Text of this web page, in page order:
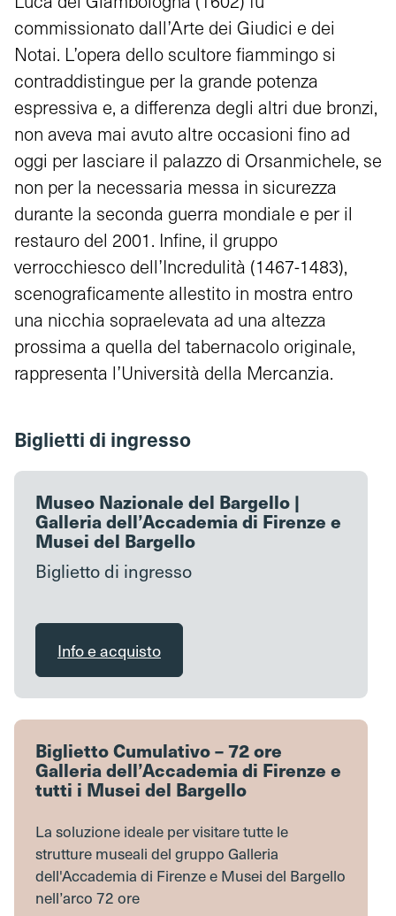
commissionato dall’Arte dei Giudici e dei
Notai. L’opera dello scultore fiammingo si
contraddistingue per la grande potenza
espressiva e, a differenza degli altri due bronzi,
non aveva mai avuto altre occasioni fino ad
oggi per lasciare il palazzo di Orsanmichele, se
non per la necessaria messa in sicurezza
durante la seconda guerra mondiale e per il
restauro del 2001. Infine, il gruppo
verrocchiesco dell’Incredulità (1467-1483),
scenograficamente allestito in mostra entro
una nicchia sopraelevata ad una altezza
prossima a quella del tabernacolo originale,
rappresenta l’Università della Mercanzia.
Biglietti di ingresso
Museo Nazionale del Bargello |
Galleria dell’Accademia di Firenze e
Musei del Bargello
Biglietto di ingresso
Info e acquisto
Biglietto Cumulativo – 72 ore
Galleria dell’Accademia di Firenze e
tutti i Musei del Bargello
La soluzione ideale per visitare tutte le
strutture museali del gruppo Galleria
dell'Accademia di Firenze e Musei del Bargello
nell’arco 72 ore